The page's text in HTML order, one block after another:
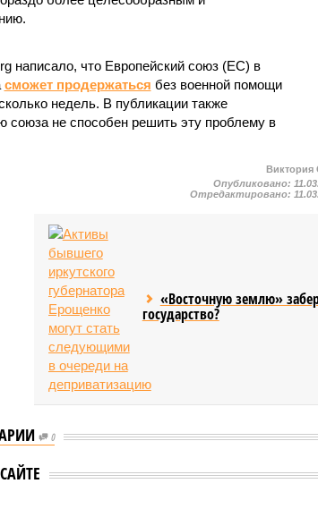
написало, что Европейский союз (ЕС) в
сможет продержаться без военной помощи
недель. В публикации также
союза не способен решить эту проблему в
Виктория
Опубликовано:
Отредактировано:
«Восточную землю»
государство?
0